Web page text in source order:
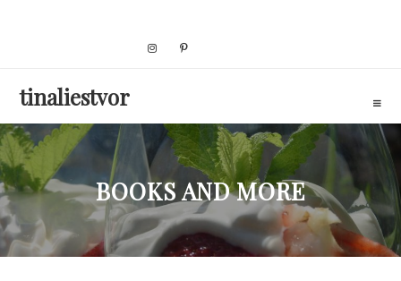
tinaliestvor
BOOKS AND MORE